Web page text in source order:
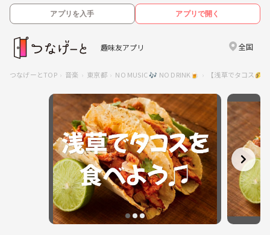
アプリを入手 アプリで開く
趣味友アプリ 全国
つなげーとTOP 音楽 東京都 NO MUSIC 🎶 NO DRINK🍺 【浅草でタコス🌮